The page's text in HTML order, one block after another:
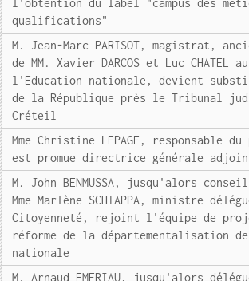
l'obtention du label "campus des
qualifications"
M. Jean-Marc PARISOT, magistrat,
de MM. Xavier DARCOS et Luc CHATEL
l'Education nationale, devient
de la République près le Tribunal
Créteil
Mme Christine LEPAGE, responsable du
est promue directrice générale
M. John BENMUSSA, jusqu'alors
Mme Marlène SCHIAPPA, ministre
Citoyenneté, rejoint l'équipe de
réforme de la départementalisation
nationale
M. Arnaud EMERIAU, jusqu'alors